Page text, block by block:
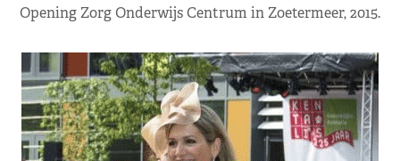
Opening Zorg Onderwijs Centrum in Zoetermeer, 2015.